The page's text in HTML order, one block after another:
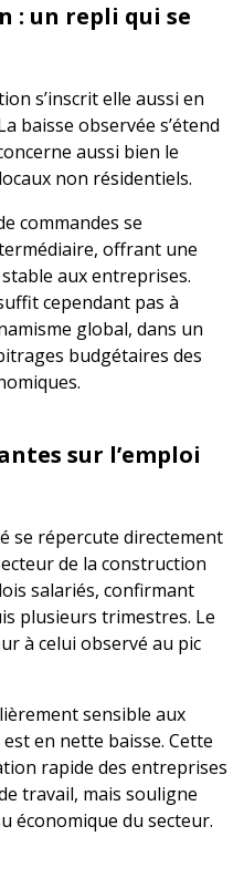
: un repli qui se
s’inscrit elle aussi en
baisse observée s’étend
aussi bien le
non résidentiels.
commandes se
offrant une
aux entreprises.
cependant pas à
global, dans un
budgétaires des
sur l’emploi
se répercute directement
de la construction
salariés, confirmant
plusieurs trimestres. Le
à celui observé au pic
sensible aux
en nette baisse. Cette
rapide des entreprises
travail, mais souligne
économique du secteur.